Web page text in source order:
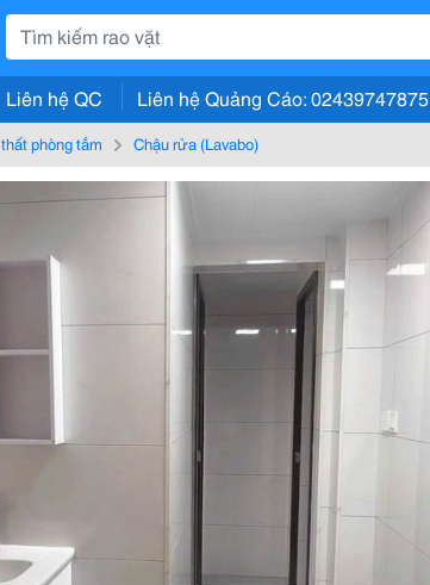
Liên hệ QC Liên hệ Quảng Cáo: 02439747875
phòng tắm Chậu rửa (Lavabo)